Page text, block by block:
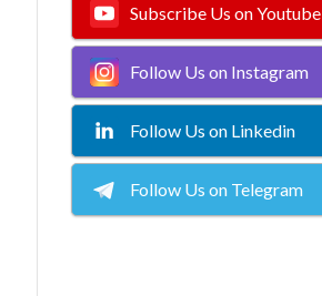
Subscribe Us on Youtube
Follow Us on Instagram
Follow Us on Linkedin
Follow Us on Telegram